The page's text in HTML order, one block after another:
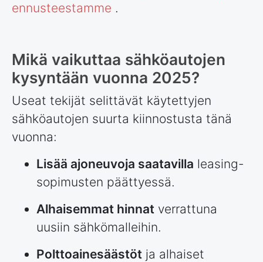
ennusteestamme .
Mikä vaikuttaa sähköautojen
kysyntään vuonna 2025?
Useat tekijät selittävät käytettyjen
sähköautojen suurta kiinnostusta tänä
vuonna:
Lisää ajoneuvoja saatavilla leasing-
sopimusten päättyessä.
Alhaisemmat hinnat verrattuna
uusiin sähkömalleihin.
Polttoainesäästöt ja alhaiset